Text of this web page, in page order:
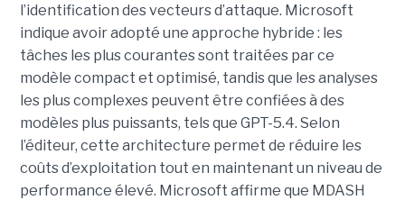
l’identification des vecteurs d’attaque. Microsoft
indique avoir adopté une approche hybride : les
tâches les plus courantes sont traitées par ce
modèle compact et optimisé, tandis que les analyses
les plus complexes peuvent être confiées à des
modèles plus puissants, tels que GPT-5.4. Selon
l’éditeur, cette architecture permet de réduire les
coûts d’exploitation tout en maintenant un niveau de
performance élevé. Microsoft affirme que MDASH